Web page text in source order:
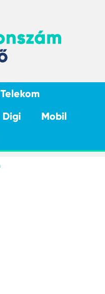
Telekom
Digi
Mobil